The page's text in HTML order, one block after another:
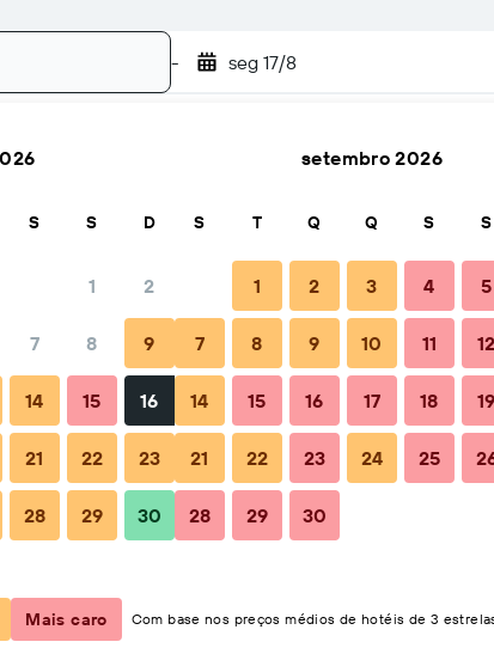
- seg 17/8
S S D
1 2
7 8 9
14 15 16
21 22 23
28 29 30
setembro 2026
S T Q Q S S
1 2 3 4 5
7 8 9 10 11 12
14 15 16 17 18 19
21 22 23 24 25
28 29 30
Mais caro Com base nos preços médios de hotéis de 3